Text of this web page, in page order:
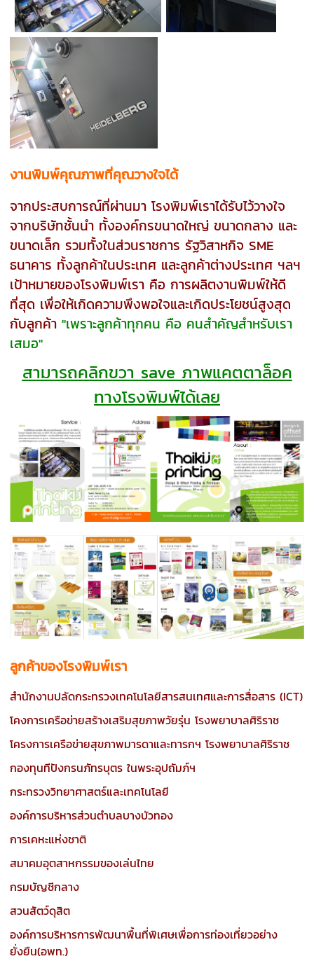
งานพิมพ์คุณภาพที่คุณวางใจได้
จากประสบการณ์ที่ผ่านมา โรงพิมพ์เราได้รับไว้วางใจ
จากบริษัทชั้นนำ ทั้งองค์กรขนาดใหญ่ ขนาดกลาง และ
ขนาดเล็ก รวมทั้งในส่วนราชการ รัฐวิสาหกิจ SME
ธนาคาร ทั้งลูกค้าในประเทศ และลูกค้าต่างประเทศ ฯลฯ
เป้าหมายของโรงพิมพ์เรา คือ การผลิตงานพิมพ์ให้ดี
ที่สุด เพื่อให้เกิดความพึงพอใจและเกิดประโยชน์สูงสุด
กับลูกค้า"เพราะลูกค้าทุกคน คือ คนสำคัญสำหรับเรา
เสมอ"
สามารถคลิกขวา save ภาพแคตตาล็อค
ทางโรงพิมพ์ได้เลย
ลูกค้าของโรงพิมพ์เรา
สำนักงานปลัดกระทรวงเทคโนโลยีสารสนเทศและการสื่อสาร (ICT)
โคงการเครือข่ายสร้างเสริมสุขภาพวัยรุ่น โรงพยาบาลศิริราช
โครงการเครือข่ายสุขภาพมารดาและทารกฯ โรงพยาบาลศิริราช
กองทุนทีปังกรนภัทรบุตร ในพระอุปถัมภ์ฯ
กระทรวงวิทยาศาสตร์และเทคโนโลยี
องค์การบริหารส่วนตำบลบางบัวทอง
การเคหะแห่งชาติ
สมาคมอุตสาหกรรมของเล่นไทย
กรมบัญชีกลาง
สวนสัตว์ดุสิต
องค์การบริหารการพัฒนาพื้นที่พิเศษเพื่อการท่องเที่ยวอย่าง
ยั่งยืน(อพท.)